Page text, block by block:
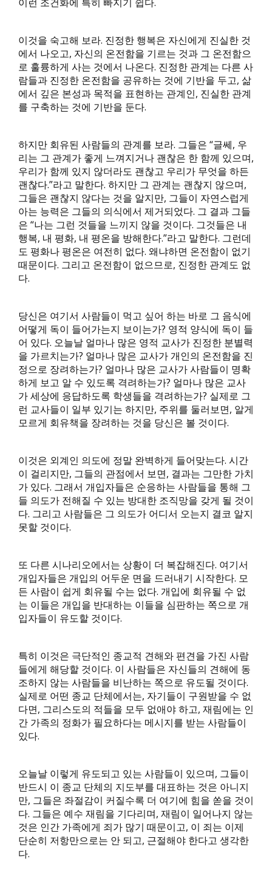
이것을 숙고해 보라. 진정한 행복은 자신에게 진실한 것
에서 나오고, 자신의 온전함을 기르는 것과 그 온전함으
로 훌륭하게 사는 것에서 나온다. 진정한 관계는 다른 사
람들과 진정한 온전함을 공유하는 것에 기반을 두고, 삶
에서 깊은 본성과 목적을 표현하는 관계인, 진실한 관계
를 구축하는 것에 기반을 둔다.
하지만 회유된 사람들의 관계를 보라. 그들은 “글쎄, 우
리는 그 관계가 좋게 느껴지거나 괜찮은 한 함께 있으며,
우리가 함께 있지 않더라도 괜찮고 우리가 무엇을 하든
괜찮다.”라고 말한다. 하지만 그 관계는 괜찮지 않으며,
그들은 괜찮지 않다는 것을 알지만, 그들이 자연스럽게
아는 능력은 그들의 의식에서 제거되었다. 그 결과 그들
은 “나는 그런 것들을 느끼지 않을 것이다. 그것들은 내
행복, 내 평화, 내 평온을 방해한다.”라고 말한다. 그런데
도 평화나 평온은 여전히 없다. 왜냐하면 온전함이 없기
때문이다. 그리고 온전함이 없으므로, 진정한 관계도 없
다.
당신은 여기서 사람들이 먹고 싶어 하는 바로 그 음식에
어떻게 독이 들어가는지 보이는가? 영적 양식에 독이 들
어 있다. 오늘날 얼마나 많은 영적 교사가 진정한 분별력
을 가르치는가? 얼마나 많은 교사가 개인의 온전함을 진
정으로 장려하는가? 얼마나 많은 교사가 사람들이 명확
하게 보고 알 수 있도록 격려하는가? 얼마나 많은 교사
가 세상에 응답하도록 학생들을 격려하는가? 실제로 그
런 교사들이 일부 있기는 하지만, 주위를 둘러보면, 알게
모르게 회유책을 장려하는 것을 당신은 볼 것이다.
이것은 외계인 의도에 정말 완벽하게 들어맞는다. 시간
이 걸리지만, 그들의 관점에서 보면, 결과는 그만한 가치
가 있다. 그래서 개입자들은 순응하는 사람들을 통해 그
들 의도가 전해질 수 있는 방대한 조직망을 갖게 될 것이
다. 그리고 사람들은 그 의도가 어디서 오는지 결코 알지
못할 것이다.
또 다른 시나리오에서는 상황이 더 복잡해진다. 여기서
개입자들은 개입의 어두운 면을 드러내기 시작한다. 모
든 사람이 쉽게 회유될 수는 없다. 개입에 회유될 수 없
는 이들은 개입을 반대하는 이들을 심판하는 쪽으로 개
입자들이 유도할 것이다.
특히 이것은 극단적인 종교적 견해와 편견을 가진 사람
들에게 해당할 것이다. 이 사람들은 자신들의 견해에 동
조하지 않는 사람들을 비난하는 쪽으로 유도될 것이다.
실제로 어떤 종교 단체에서는, 자기들이 구원받을 수 없
다면, 그리스도의 적들을 모두 없애야 하고, 재림에는 인
간 가족의 정화가 필요하다는 메시지를 받는 사람들이
있다.
오늘날 이렇게 유도되고 있는 사람들이 있으며, 그들이
반드시 이 종교 단체의 지도부를 대표하는 것은 아니지
만, 그들은 좌절감이 커질수록 더 여기에 힘을 쏟을 것이
다. 그들은 예수 재림을 기다리며, 재림이 일어나지 않는
것은 인간 가족에게 죄가 많기 때문이고, 이 죄는 이제
단순히 저항만으로는 안 되고, 근절해야 한다고 생각한
다.